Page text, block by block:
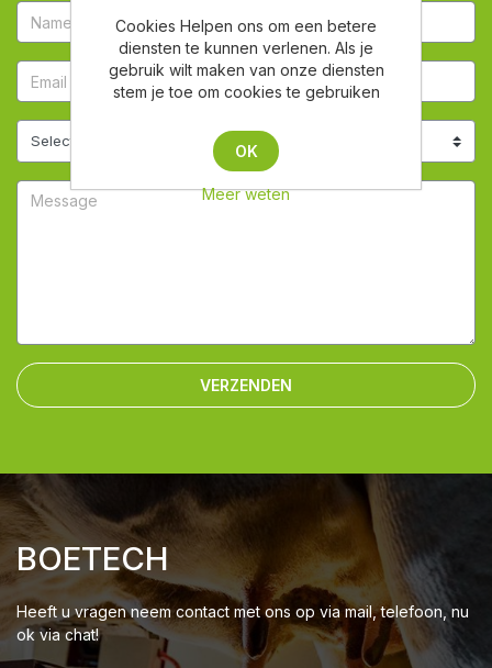
VERZENDEN
BOETECH
Heeft u vragen neem contact met ons op via mail, telefoon, nu
ok via chat!
Cookies Helpen ons om een betere
diensten te kunnen verlenen. Als je
gebruik wilt maken van onze diensten
stem je toe om cookies te gebruiken
OK
Meer weten